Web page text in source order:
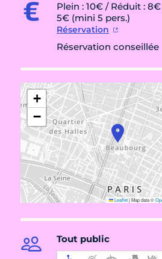
Plein : 10€ / Réduit :
5€ (mini 5 pers.)
Réservation
Réservation conseillée
+
−
Leaflet|Map data ©
Tout public